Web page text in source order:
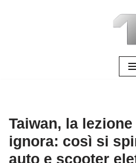
Taiwan, la
ignora: così si
auto e scooter